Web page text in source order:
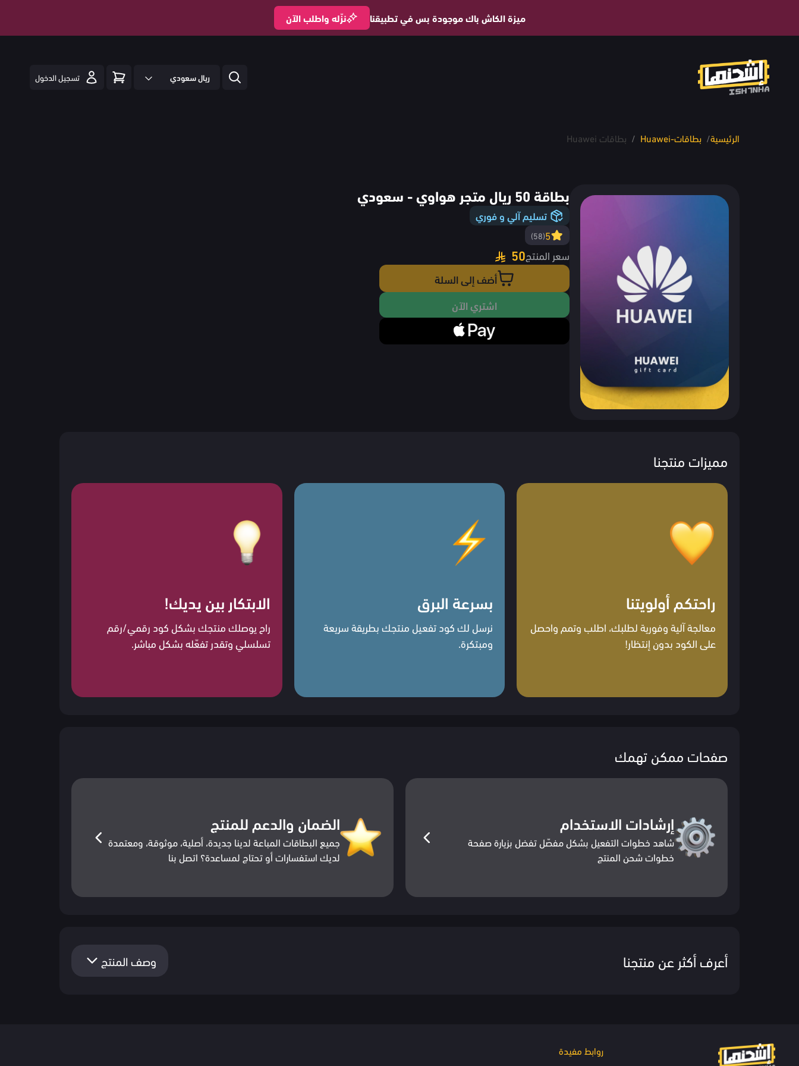
ميزة الكاش باك موجودة بس في تطبيقنا نزّله واطلب الآن
ريال سعودي تسجيل الدخول
الرئيسية/ بطاقات-Huawei / بطاقات Huawei
بطاقة 50 ريال متجر هواوي - سعودي
تسليم آلي و فوري
5
(58)
سعر المنتج50
أضف إلى السلة
اشتري الآن
مميزات منتجنا
راحتكم أولويتنا
معالجة آلية وفورية لطلبك، اطلب وتمم واحصل
على الكود بدون إنتظار!
بسرعة البرق
نرسل لك كود تفعيل منتجك بطريقة سريعة
ومبتكرة.
الابتكار بين يديك!
راح يوصلك منتجك بشكل كود رقمي/رقم
تسلسلي وتقدر تفعّله بشكل مباشر.
صفحات ممكن تهمك
إرشادات الاستخدام
شاهد خطوات التفعيل بشكل مفصّل تفضل بزيارة صفحة
خطوات شحن المنتج
الضمان والدعم للمنتج
جميع البطاقات المباعة لدينا جديدة، أصلية، موثوقة، ومعتمدة
لديك استفسارات أو تحتاج لمساعدة؟ اتصل بنا
أعرف أكثر عن منتجنا وصف المنتج
روابط مفيدة